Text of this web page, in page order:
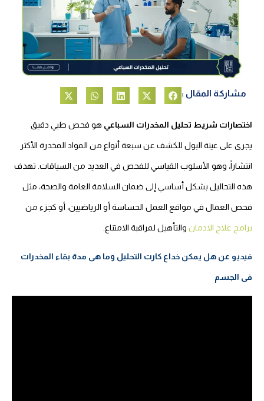
مشاركة المقال :
اختصارات شريط تحليل المخدرات السباعي هو فحص طبي دقيق
يجرى على عينة البول للكشف عن سبعة أنواع من المواد المخدرة الأكثر
انتشاراً، وهو الأسلوب القياسي للفحص في العديد من السياقات. تهدف
هذه التحاليل بشكل أساسي إلى ضمان السلامة العامة والصحة، مثل
فحص العمال في مواقع العمل الحساسة أو الرياضيين، أو كجزء من
برامج علاج الادمان والتأهيل لمراقبة الامتناع.
فيديو عن هل يمكن خداع كارت التحليل وما هى مدة بقاء المخدرات
فى الجسم